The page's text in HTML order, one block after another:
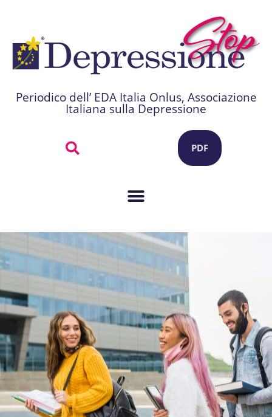
Periodico dell’ EDA Italia Onlus, Associazione
Italiana sulla Depressione
PDF